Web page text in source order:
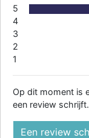
5
4
3
2
1
Op dit moment is
een review schrijft.
Een review